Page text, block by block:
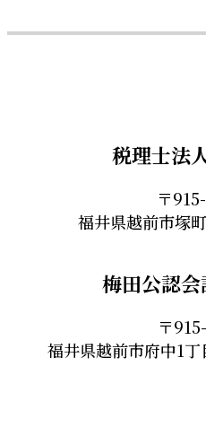
税理士法
〒
福井県越前市塚
梅田公認
〒
福井県越前市府中1